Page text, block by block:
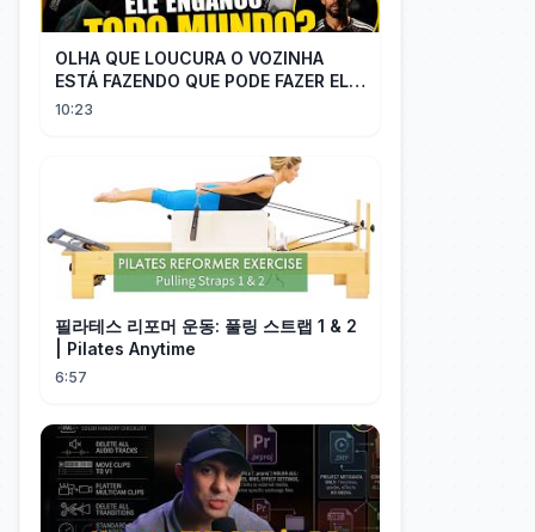
OLHA QUE LOUCURA O VOZINHA
ESTÁ FAZENDO QUE PODE FAZER ELE
PERDER MUITA MORAL COM QUEM
10:23
필라테스 리포머 운동: 풀링 스트랩 1 & 2
| Pilates Anytime
6:57